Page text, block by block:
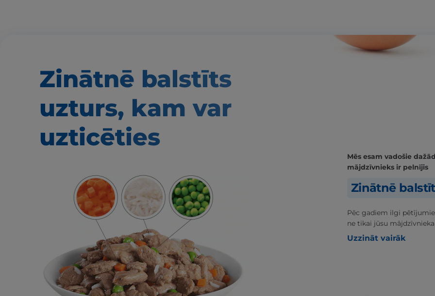
Zinātnē balstīts
uzturs, kam var
uzticēties
Mēs esam vadošie
mājdzīvnieks ir pelnījis
Zinātnē
Pēc gadiem ilgi
ne tikai jūsu
Uzzināt vairāk